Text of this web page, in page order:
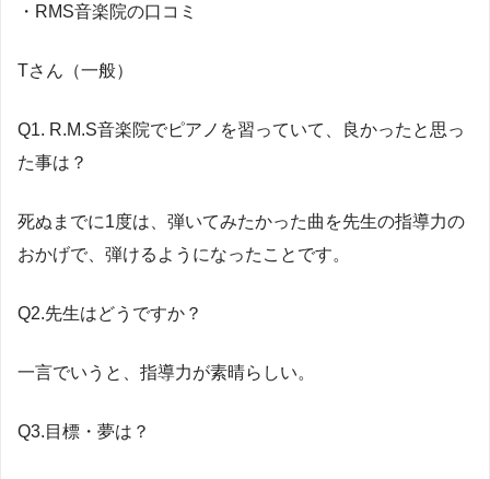
・RMS音楽院の口コミ
Tさん（一般）
Q1. R.M.S音楽院でピアノを習っていて、良かったと思っ
た事は？
死ぬまでに1度は、弾いてみたかった曲を先生の指導力の
おかげで、弾けるようになったことです。
Q2.先生はどうですか？
一言でいうと、指導力が素晴らしい。
Q3.目標・夢は？